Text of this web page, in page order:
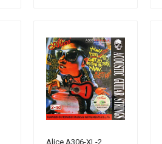
Alice A306-XL-2